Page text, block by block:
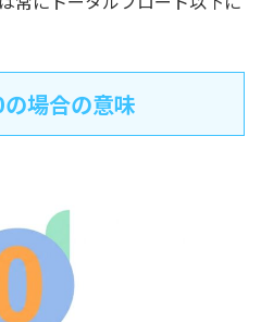
場合の意味